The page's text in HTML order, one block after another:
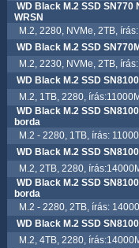
WD Black M.2 SSD SN770
WRSN
M.2, 2280, NVMe, 2TB,
WD Black M.2 SSD
M.2, 2230, NVMe, 2TB,
WD Black M.2 SSD
M.2, 1TB, 2280,
WD Black M.2 SSD
borda
M.2 - 2280, 1TB, írás:
WD Black M.2 SSD
M.2, 2TB, 2280,
WD Black M.2 SSD
borda
M.2 - 2280, 2TB, írás:
WD Black M.2 SSD
M.2, 4TB, 2280,